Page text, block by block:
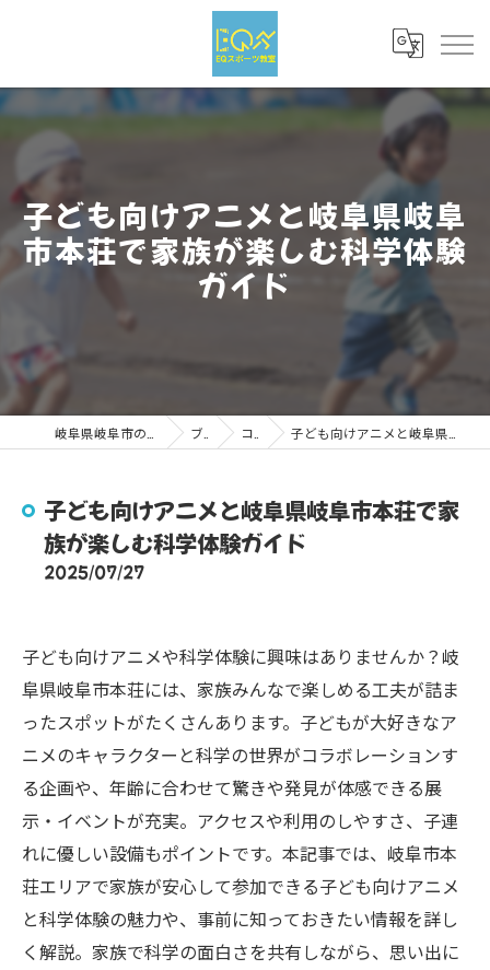
子ども向けアニメと岐阜県岐阜
市本荘で家族が楽しむ科学体験
ガイド
ブログ コラム 子ども向けアニメと岐阜県岐阜市本荘で家族が楽しむ科学体験ガイド
子ども向けアニメと岐阜県岐阜市本荘で家
族が楽しむ科学体験ガイド
2025/07/27
子ども向けアニメや科学体験に興味はありませんか？岐
阜県岐阜市本荘には、家族みんなで楽しめる工夫が詰ま
ったスポットがたくさんあります。子どもが大好きなア
ニメのキャラクターと科学の世界がコラボレーションす
る企画や、年齢に合わせて驚きや発見が体感できる展
示・イベントが充実。アクセスや利用のしやすさ、子連
れに優しい設備もポイントです。本記事では、岐阜市本
荘エリアで家族が安心して参加できる子ども向けアニメ
と科学体験の魅力や、事前に知っておきたい情報を詳し
く解説。家族で科学の面白さを共有しながら、思い出に